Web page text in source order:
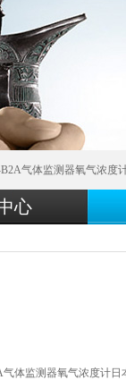
气体监测器氧气浓度
心